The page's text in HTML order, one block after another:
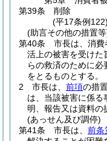
第39条
削除
(平17条例122)
(助言その他の措置
第40条
市長は、消
活上の被害を受けた
らの救済のために
をとるものとする。
2
市長は、 前項の措
は、当該被害に係る
明、報告又は資料の
(あっせん及び調停)
第41条
市長は、 前条